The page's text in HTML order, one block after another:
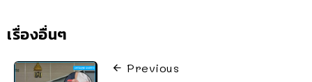
เรื่องอื่นๆ
Previous